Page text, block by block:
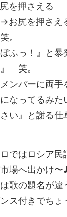
を押さえる
→お尻を押さえ
。
ふっ！』と
』 笑。
ンバーに両手
になってるみ
い』と謝る
ではロシア民
場へ出かけ〜
歌の題名が違
ス付きでちょ